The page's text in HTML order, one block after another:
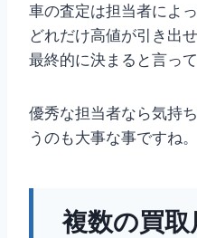
車の査定は担当者によ
どれだけ高値が引き出
最終的に決まると言っ
優秀な担当者なら気持
うのも大事な事ですね。
複数の買